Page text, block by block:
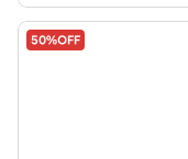
50%OFF